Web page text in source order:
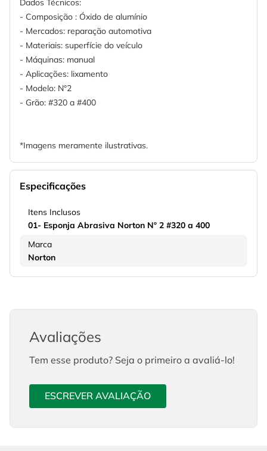
Dados Técnicos:
- Composição : Óxido de alumínio
- Mercados: reparação automotiva
- Materiais: superfície do veículo
- Máquinas: manual
- Aplicações: lixamento
- Modelo: N°2
- Grão: #320 a #400
*Imagens meramente ilustrativas.
Especificações
Itens Inclusos
01- Esponja Abrasiva Norton Nº 2 #320 a 400
Marca
Norton
Avaliações
Tem esse produto? Seja o primeiro a avaliá-lo!
ESCREVER AVALIAÇÃO